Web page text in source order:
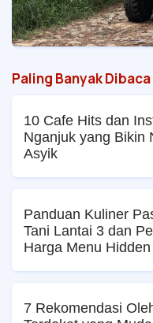
Paling Banyak Dibaca
10 Cafe Hits dan
Nganjuk yang Bikin
Asyik
Panduan Kuliner
Tani Lantai 3 dan
Harga Menu
7 Rekomendasi